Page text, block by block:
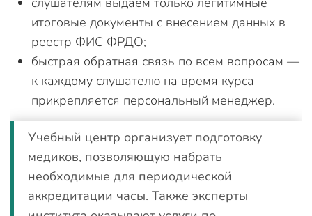
итоговые документы с внесением данных в
реестр ФИС ФРДО;
быстрая обратная связь по всем вопросам —
к каждому слушателю на время курса
прикрепляется персональный менеджер.
Учебный центр организует подготовку
медиков, позволяющую набрать
необходимые для периодической
аккредитации часы. Также эксперты